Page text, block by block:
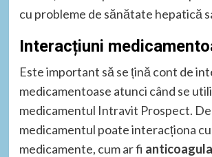
cu probleme de sănătate hepatică
Interacțiuni
Este important să se țină cont de
medicamentoase atunci când se
medicamentul Intravit Prospect. De
medicamentul poate interacționa
medicamente, cum ar fi